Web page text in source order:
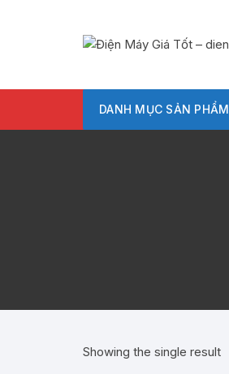
DANH MỤC SẢN PHẨM
Showing the single result